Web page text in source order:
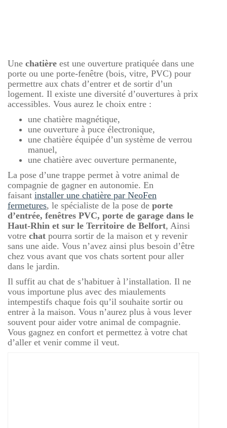
Une chatière est une ouverture pratiquée dans une
porte ou une porte-fenêtre (bois, vitre, PVC) pour
permettre aux chats d’entrer et de sortir d’un
logement. Il existe une diversité d’ouvertures à prix
accessibles. Vous aurez le choix entre :
une chatière magnétique,
une ouverture à puce électronique,
une chatière équipée d’un système de verrou
manuel,
une chatière avec ouverture permanente,
La pose d’une trappe permet à votre animal de
compagnie de gagner en autonomie. En
faisant installer une chatière par NeoFen
fermetures, le spécialiste de la pose de porte
d’entrée, fenêtres PVC, porte de garage dans le
Haut-Rhin et sur le Territoire de Belfort, Ainsi
votre chat pourra sortir de la maison et y revenir
sans une aide. Vous n’avez ainsi plus besoin d’être
chez vous avant que vos chats sortent pour aller
dans le jardin.
Il suffit au chat de s’habituer à l’installation. Il ne
vous importune plus avec des miaulements
intempestifs chaque fois qu’il souhaite sortir ou
entrer à la maison. Vous n’aurez plus à vous lever
souvent pour aider votre animal de compagnie.
Vous gagnez en confort et permettez à votre chat
d’aller et venir comme il veut.